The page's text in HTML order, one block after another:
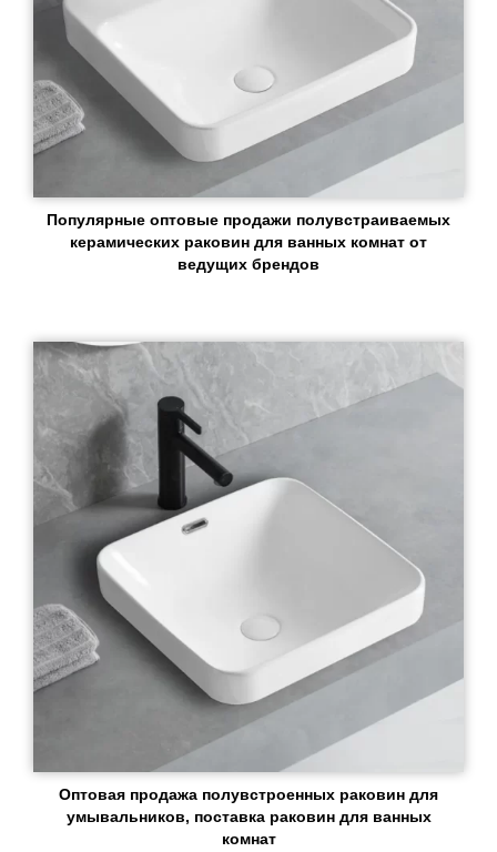
Популярные оптовые продажи полувстраиваемых
керамических раковин для ванных комнат от
ведущих брендов
Оптовая продажа полувстроенных раковин для
умывальников, поставка раковин для ванных
комнат